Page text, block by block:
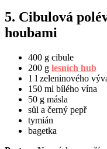
5. Cibulová
houbami
400 g cibule
200 g lesních hub
1 l zeleninového
150 ml bílého vína
50 g másla
sůl a černý pepř
tymián
bagetka